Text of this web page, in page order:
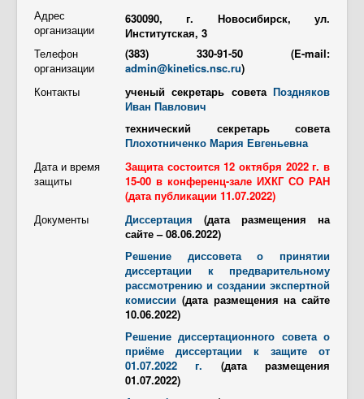
Адрес
организации
630090, г. Новосибирск, ул.
Институтская, 3
Телефон
организации
(383) 330-91-50 (E-mail:
admin@kinetics.nsc.ru)
Контакты
ученый секретарь совета Поздняков
Иван Павлович
технический секретарь совета
Плохотниченко Мария Евгеньевна
Дата и время
защиты
Защита состоится 12 октября 2022 г. в
15-00 в конференц-зале ИХКГ СО РАН
(дата публикации 11.07.2022)
Документы
Диссертация (дата размещения на
сайте – 08.06.2022)
Решение диссовета о принятии
диссертации к предварительному
рассмотрению и создании экспертной
комиссии (дата размещения на сайте
10.06.2022)
Решение диссертационного совета о
приёме диссертации к защите от
01.07.2022 г. (дата размещения
01.07.2022)